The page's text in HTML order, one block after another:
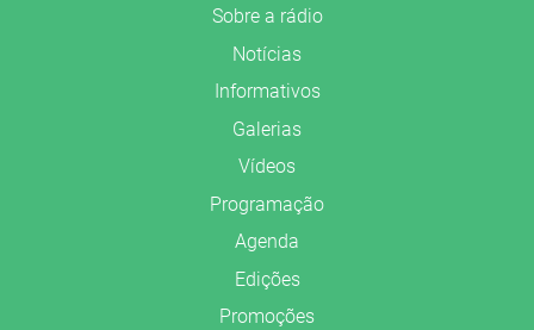
Sobre a rádio
Notícias
Informativos
Galerias
Vídeos
Programação
Agenda
Edições
Promoções